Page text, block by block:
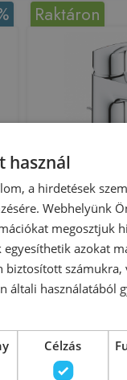
Raktáron
mosdó
használ
a hirdetések
Webhelyünk
megosztjuk
azokat
számukra,
általi használatából
Célzás